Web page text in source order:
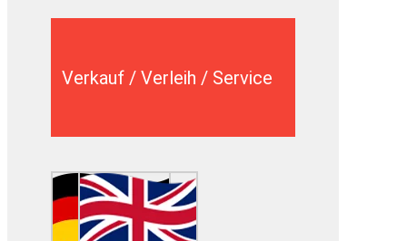
Verkauf / Verleih / Service